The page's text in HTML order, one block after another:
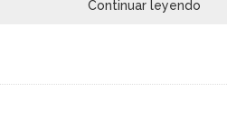
Continuar leyendo